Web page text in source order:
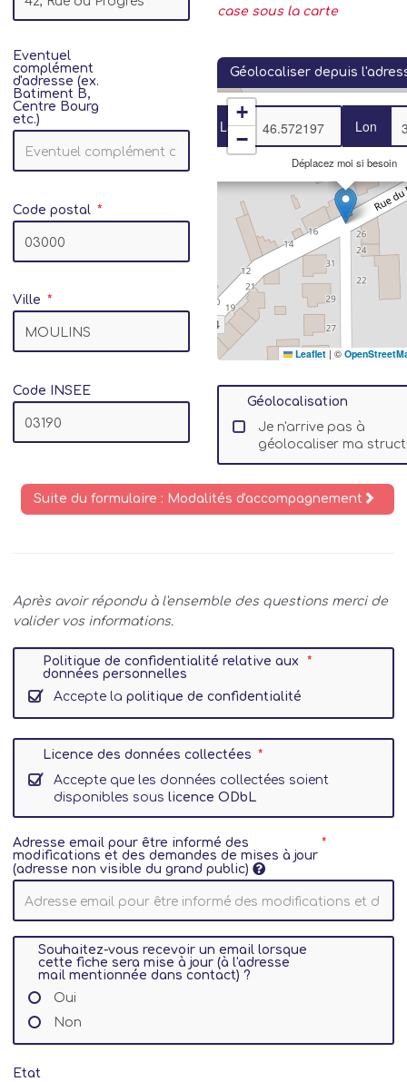
Eventuel
complément
d'adresse (ex.
Batiment B,
Centre Bourg
etc.)
Code postal
Ville
Code INSEE
case sous la carte
Géolocaliser depuis
Lat Lon
Déplacez moi si besoin
+
−
Leaflet | ©
Géolocalisation
Je n'arrive pas à
géolocaliser ma
Suite du formulaire : Modalités d'accompagnement
Après avoir répondu à l'ensemble des questions merci de
valider vos informations.
Politique de confidentialité relative aux
données personnelles
Accepte la politique de confidentialité
Licence des données collectées
Accepte que les données collectées soient
disponibles sous licence ODbL
Adresse email pour être informé des
modifications et des demandes de mises à jour
(adresse non visible du grand public)
Souhaitez-vous recevoir un email lorsque
cette fiche sera mise à jour (à l'adresse
mail mentionnée dans contact) ?
Oui
Non
Etat